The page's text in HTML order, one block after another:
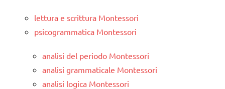
lettura e scrittura Montessori
psicogrammatica Montessori
analisi del periodo Montessori
analisi grammaticale Montessori
analisi logica Montessori